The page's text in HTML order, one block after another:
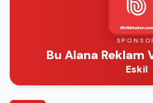
Bu Alana Reklam
Eskil